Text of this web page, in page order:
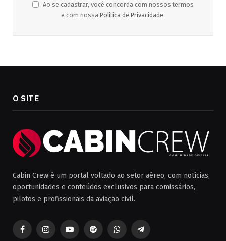
Ao se cadastrar, você concorda com nossos termos
e com nossa Política de Privacidade.
O SITE
Cabin Crew é um portal voltado ao setor aéreo, com notícias,
oportunidades e conteúdos exclusivos para comissários,
pilotos e profissionais da aviação civil.
FacebookInstagramYouTubeSpotifyWhatsAppTelegrama